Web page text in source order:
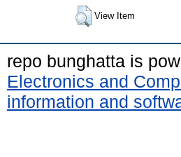
View Item
repo bunghatta is
Electronics and
information and